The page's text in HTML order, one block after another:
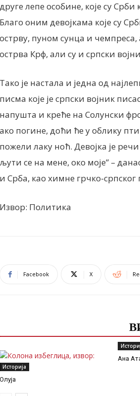
друге лепе особине, које су
Благо оним девојкама које су
острву, пуном сунца и
острва Крф, али су и српски
Тако је настала и једна од
писма које је српски војник
напушта и креће на Солунски
ако погине, доћи ће у облику
пожели лаку ноћ. Девојка је
љути се на мене, око моје” –
и Срба, као химне грчко-српског
Извор: Политика
Facebook X
Историја
Олуја
Ана